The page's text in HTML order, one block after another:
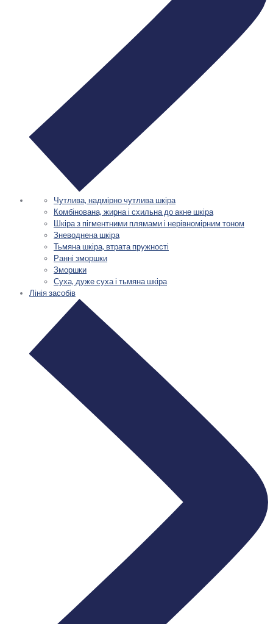
Чутлива, надмірно чутлива шкіра
Комбінована, жирна і схильна до акне шкіра
Шкіра з пігментними плямами і нерівномірним тоном
Зневоднена шкіра
Тьмяна шкіра, втрата пружності
Ранні зморшки
Зморшки
Суха, дуже суха і тьмяна шкіра
Лінія засобів